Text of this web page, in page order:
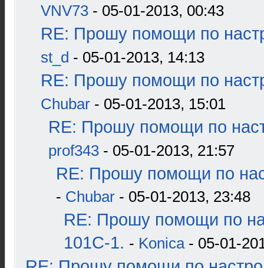
VNV73 - 05-01-2013, 00:43
RE: Прошу помощи по
st_d - 05-01-2013, 14:13
RE: Прошу помощи по
Chubar - 05-01-2013, 15:01
RE: Прошу помощи по
prof343 - 05-01-2013, 21:57
RE: Прошу помощи по
- Chubar - 05-01-2013, 23:48
RE: Прошу помощи по
101С-1. - Konica- 05-01-